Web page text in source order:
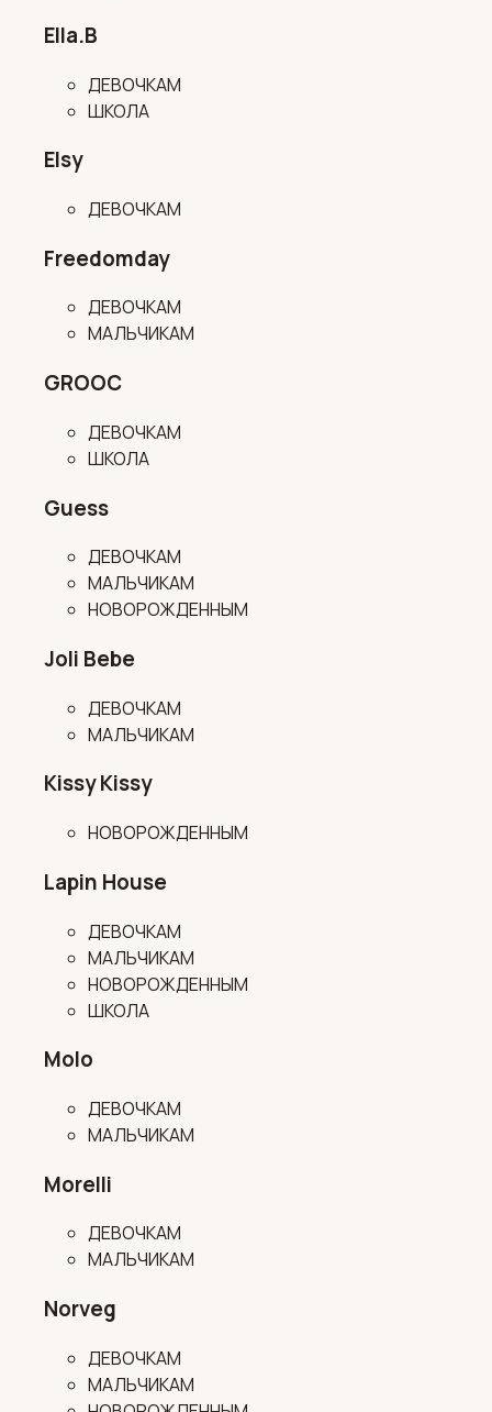
Ella.B
ДЕВОЧКАМ
ШКОЛА
Elsy
ДЕВОЧКАМ
Freedomday
ДЕВОЧКАМ
МАЛЬЧИКАМ
GROOC
ДЕВОЧКАМ
ШКОЛА
Guess
ДЕВОЧКАМ
МАЛЬЧИКАМ
НОВОРОЖДЕННЫМ
Joli Bebe
ДЕВОЧКАМ
МАЛЬЧИКАМ
Kissy Kissy
НОВОРОЖДЕННЫМ
Lapin House
ДЕВОЧКАМ
МАЛЬЧИКАМ
НОВОРОЖДЕННЫМ
ШКОЛА
Molo
ДЕВОЧКАМ
МАЛЬЧИКАМ
Morelli
ДЕВОЧКАМ
МАЛЬЧИКАМ
Norveg
ДЕВОЧКАМ
МАЛЬЧИКАМ